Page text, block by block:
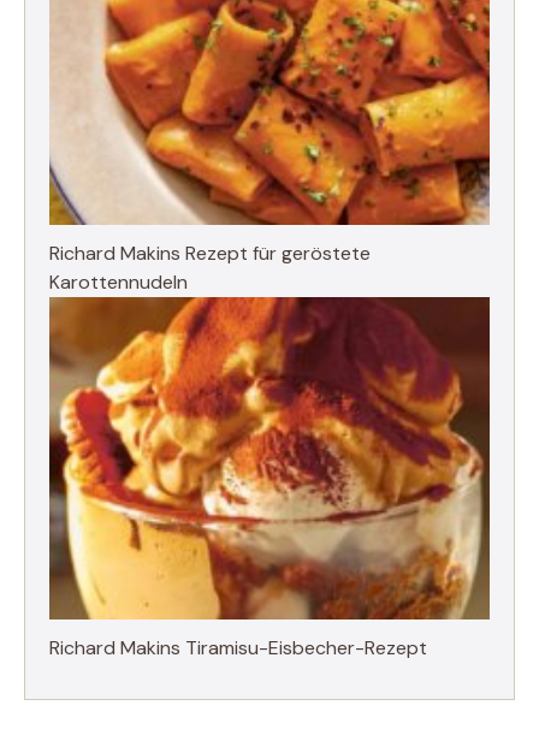
Richard Makins Rezept für geröstete
Karottennudeln
Richard Makins Tiramisu-Eisbecher-Rezept